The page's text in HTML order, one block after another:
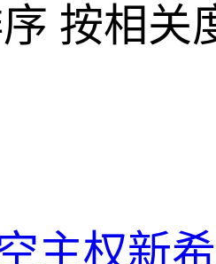
按相关
主权新